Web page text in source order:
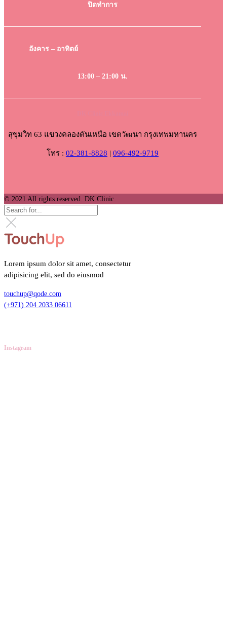
ปิดทำการ
อังคาร – อาทิตย์
13:00 – 21:00 น.
สุขุมวิท 63 แขวงคลองตันเหนือ เขตวัฒนา กรุงเทพมหานคร
โทร : 02-381-8828 | 096-492-9719
© 2021 All rights reserved. DK Clinic.
Lorem ipsum dolor sit amet, consectetur
adipisicing elit, sed do eiusmod
touchup@qode.com
(+971) 204 2033 06611
Instagram